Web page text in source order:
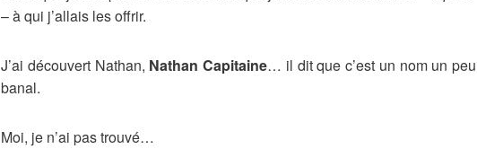
– à qui j’allais les offrir.
J’ai découvert Nathan, Nathan Capitaine… il dit que c’est un nom un peu
banal.
Moi, je n’ai pas trouvé…